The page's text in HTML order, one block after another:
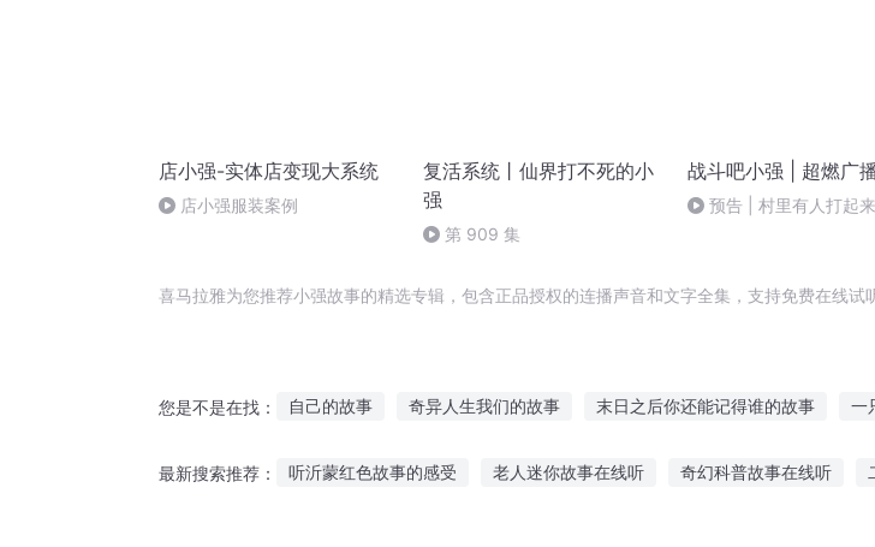
店小强-实体店变现大系统
店小强服装案例
复活系统丨仙界打不死的小
强
第 909 集
战斗吧小强 | 超燃广
预告 | 村里有人打起来
喜马拉雅为您推荐小强故事的精选专辑，包含正品授权的连播声音和文字全集，支持免费在线试
您是不是在找： 自己的故事 奇异人生我们的故事 末日之后你还能记得谁的故事 一
最新搜索推荐： 听沂蒙红色故事的感受 老人迷你故事在线听 奇幻科普故事在线听